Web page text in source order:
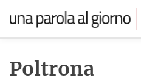
Poltrona